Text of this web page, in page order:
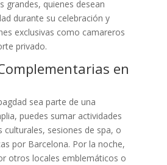
grandes, quienes desean
durante su celebración y
exclusivas como camareros
privado.
en
sea parte de una
puedes sumar actividades
culturales, sesiones de spa, o
por Barcelona. Por la noche,
otros locales emblemáticos o